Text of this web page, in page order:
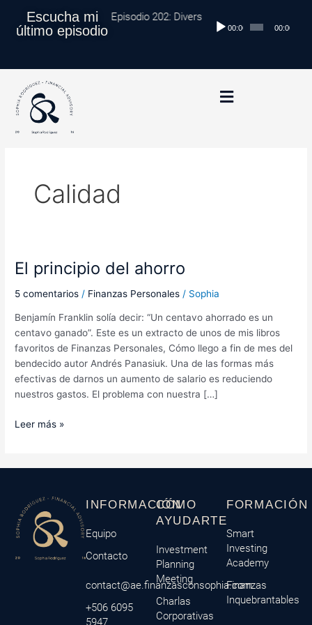
contenido
Escucha mi
último episodio
Episodio 202: Diversificación Global:
Reproductor
00:00 00:00
Calidad
El principio del ahorro
5 comentarios / Finanzas Personales / Sophia
Benjamín Franklin solía decir: “Un centavo ahorrado es un
centavo ganado”. Este es un extracto de unos de mis libros
favoritos de Finanzas Personales, Cómo llego a fin de mes del
bendecido autor Andrés Panasiuk. Una de las formas más
efectivas de darnos un aumento de salario es reduciendo
nuestros gastos. El problema con nuestra […]
El
principio
del
ahorro
Leer más »
INFORMACIÓN
Equipo
Contacto
contact@ae.finanzasconsophia.com
+506 6095
5947
CÓMO
AYUDARTE
Investment
Planning
Meeting
Charlas
Corporativas
FORMACIÓN
Smart
Investing
Academy
Finanzas
Inquebrantables